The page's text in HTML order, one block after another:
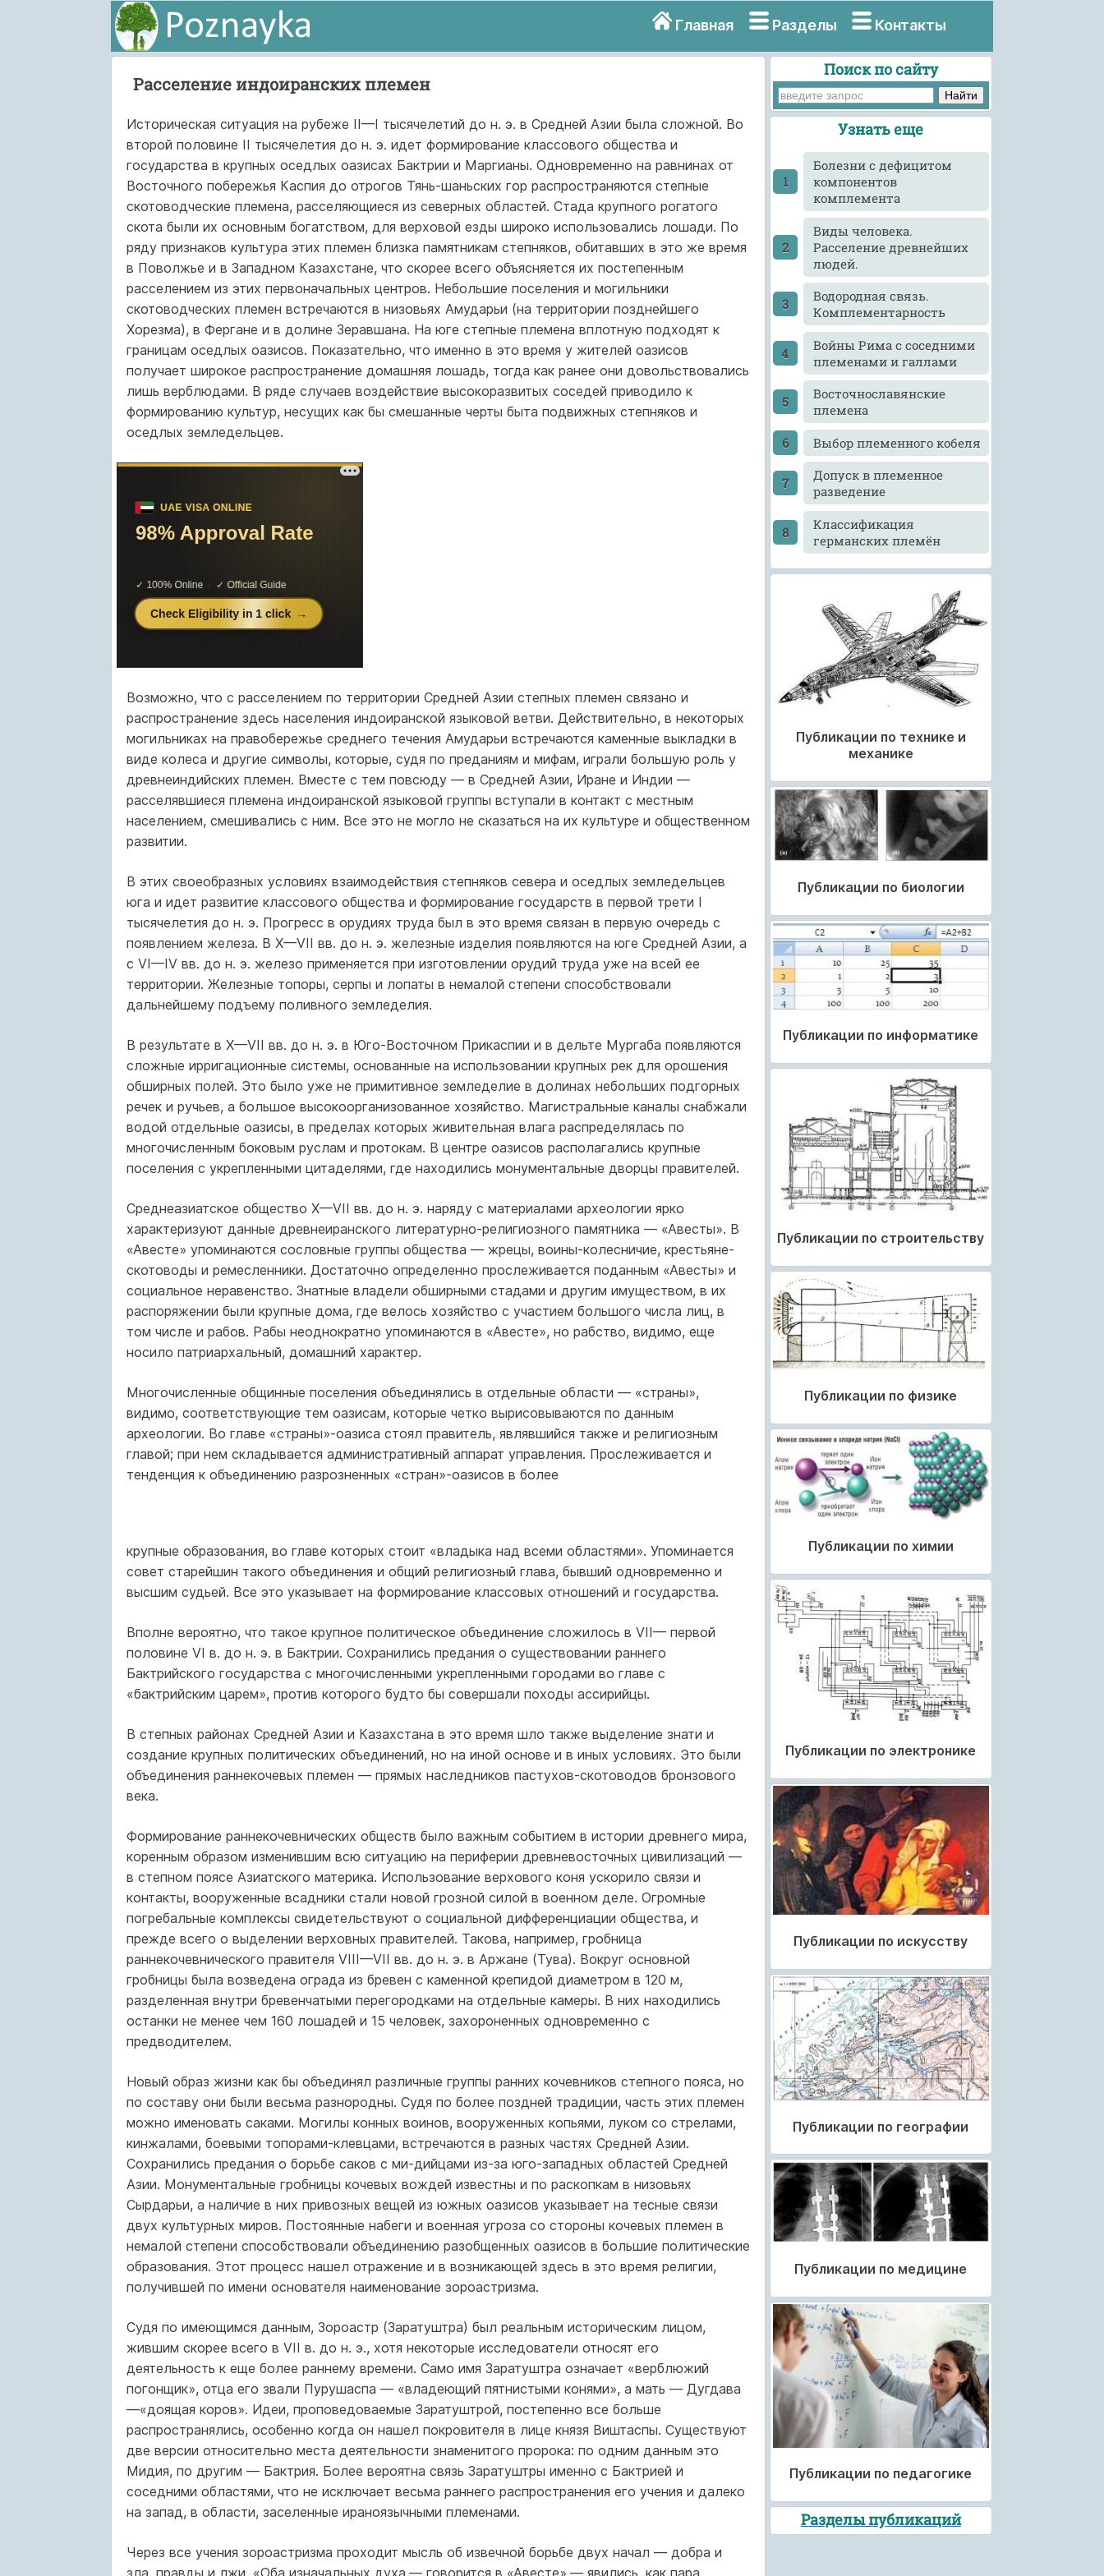
Главная Разделы Контакты
Расселение индоиранских племен
Историческая ситуация на рубеже II—I тысячелетий до н. э. в Средней Азии была сложной. Во
второй половине II тысячелетия до н. э. идет формирование классового общества и
государства в крупных оседлых оазисах Бактрии и Маргианы. Одновременно на равнинах от
Восточного побережья Каспия до отрогов Тянь-шаньских гор распространяются степные
скотоводческие племена, расселяющиеся из северных областей. Стада крупного рогатого
скота были их основным богатством, для верховой езды широко использовались лошади. По
ряду признаков культура этих племен близка памятникам степняков, обитавших в это же время
в Поволжье и в Западном Казахстане, что скорее всего объясняется их постепенным
расселением из этих первоначальных центров. Небольшие поселения и могильники
скотоводческих племен встречаются в низовьях Амударьи (на территории позднейшего
Хорезма), в Фергане и в долине Зеравшана. На юге степные племена вплотную подходят к
границам оседлых оазисов. Показательно, что именно в это время у жителей оазисов
получает широкое распространение домашняя лошадь, тогда как ранее они довольствовались
лишь верблюдами. В ряде случаев воздействие высокоразвитых соседей приводило к
формированию культур, несущих как бы смешанные черты быта подвижных степняков и
оседлых земледельцев.
Возможно, что с расселением по территории Средней Азии степных племен связано и
распространение здесь населения индоиранской языковой ветви. Действительно, в некоторых
могильниках на правобережье среднего течения Амударьи встречаются каменные выкладки в
виде колеса и другие символы, которые, судя по преданиям и мифам, играли большую роль у
древнеиндийских племен. Вместе с тем повсюду — в Средней Азии, Иране и Индии —
расселявшиеся племена индоиранской языковой группы вступали в контакт с местным
населением, смешивались с ним. Все это не могло не сказаться на их культуре и общественном
развитии.
В этих своеобразных условиях взаимодействия степняков севера и оседлых земледельцев
юга и идет развитие классового общества и формирование государств в первой трети I
тысячелетия до н. э. Прогресс в орудиях труда был в это время связан в первую очередь с
появлением железа. В X—VII вв. до н. э. железные изделия появляются на юге Средней Азии, а
с VI—IV вв. до н. э. железо применяется при изготовлении орудий труда уже на всей ее
территории. Железные топоры, серпы и лопаты в немалой степени способствовали
дальнейшему подъему поливного земледелия.
В результате в X—VII вв. до н. э. в Юго-Восточном Прикаспии и в дельте Мургаба появляются
сложные ирригационные системы, основанные на использовании крупных рек для орошения
обширных полей. Это было уже не примитивное земледелие в долинах небольших подгорных
речек и ручьев, а большое высокоорганизо­ванное хозяйство. Магистральные каналы снабжали
водой отдельные оазисы, в пределах которых живительная влага распределялась по
многочисленным боковым руслам и протокам. В центре оазисов располагались крупные
поселения с укрепленными цитаделями, где находились монументальные дворцы правителей.
Среднеазиатское общество X—VII вв. до н. э. наряду с материалами археологии ярко
характеризуют данные древнеиранского литературно-религиозного памятника — «Авесты». В
«Авесте» упоминаются сословные группы общества — жрецы, воины-колесничие, крестьяне-
скотоводы и ремесленники. Достаточно определенно прослеживается поданным «Авесты» и
социальное неравенство. Знатные владели обширными стадами и другим имуществом, в их
распоряжении были крупные дома, где велось хозяйство с участием большого числа лиц, в
том числе и рабов. Рабы неоднократно упоминаются в «Авесте», но рабство, видимо, еще
носило патриархальный, домашний характер.
Многочисленные общинные поселения объединялись в отдельные области — «страны»,
видимо, соответствующие тем оазисам, которые четко вырисовываются по данным
археологии. Во главе «страны»-оазиса стоял правитель, являвшийся также и религиозным
главой; при нем складывается административный аппарат управления. Прослеживается и
тенденция к объединению разрозненных «стран»-оазисов в более
крупные образования, во главе которых стоит «владыка над всеми областями». Упоминается
совет старейшин такого объединения и общий религиозный глава, бывший одновременно и
высшим судьей. Все это указывает на формирование классовых отношений и государства.
Вполне вероятно, что такое крупное политическое объединение сложилось в VII— первой
половине VI в. до н. э. в Бактрии. Сохранились предания о существовании раннего
Бактрийского государства с многочисленными укрепленными городами во главе с
«бактрийским царем», против которого будто бы совершали походы асси­рийцы.
В степных районах Средней Азии и Казахстана в это время шло также выделение знати и
создание крупных политических объединений, но на иной основе и в иных условиях. Это были
объединения раннекочевых племен — прямых наследников пастухов-скотоводов бронзового
века.
Формирование раннекочевнических обществ было важным событием в истории древнего мира,
коренным образом изменившим всю ситуацию на периферии древневосточных цивилизаций —
в степном поясе Азиатского материка. Использование верхового коня ускорило связи и
контакты, вооруженные всадники стали новой грозной силой в военном деле. Огромные
погребальные комплексы свидетельствуют о социальной дифференциации общества, и
прежде всего о выделении верховных правителей. Такова, например, гробница
раннекочевнического правителя VIII—VII вв. до н. э. в Аржане (Тува). Вокруг основной
гробницы была возведена ограда из бревен с каменной крепидой диаметром в 120 м,
разделенная внутри бревенчатыми перего­родками на отдельные камеры. В них находились
останки не менее чем 160 лошадей и 15 человек, захороненных одновременно с
предводителем.
Новый образ жизни как бы объединял различные группы ранних кочевников степного пояса, но
по составу они были весьма разнородны. Судя по более поздней традиции, часть этих племен
можно именовать саками. Могилы конных воинов, вооруженных копьями, луком со стрелами,
кинжалами, боевыми топорами-клевцами, встречаются в разных частях Средней Азии.
Сохранились предания о борьбе саков с ми-дийцами из-за юго-западных областей Средней
Азии. Монументальные гробницы кочевых вождей известны и по раскопкам в низовьях
Сырдарьи, а наличие в них привозных вещей из южных оазисов указывает на тесные связи
двух культурных миров. Постоянные набеги и военная угроза со стороны кочевых племен в
немалой степени способствовали объединению разобщенных оазисов в большие политические
образования. Этот процесс нашел отражение и в возникающей здесь в это время религии,
получившей по имени основателя наименование зороастризма.
Судя по имеющимся данным, Зороастр (Заратуштра) был реальным историческим лицом,
жившим скорее всего в VII в. до н. э., хотя некоторые исследователи относят его
деятельность к еще более раннему времени. Само имя Заратуштра означает «верблюжий
погонщик», отца его звали Пурушаспа — «владеющий пятнистыми конями», а мать — Дугдава
—«доящая коров». Идеи, проповедоваемые Заратуштрой, постепенно все больше
распространялись, особенно когда он нашел покровителя в лице князя Виштаспы. Существуют
две версии относительно места деятельности знаменитого пророка: по одним данным это
Мидия, по другим — Бактрия. Более вероятна связь Заратуштры именно с Бактрией и
соседними областями, что не исключает весьма раннего распространения его учения и далеко
на запад, в области, заселенные ираноязычными племенами.
Через все учения зороастризма проходит мысль об извечной борьбе двух начал — добра и
зла, правды и лжи. «Оба изначальных духа,— говорится в «Авесте»,— явились, как пара
Поиск по сайту
Узнать еще
Болезни с дефицитом
компонентов
комплемента
Виды человека.
Расселение древнейших
людей.
Водородная связь.
Комплементарность
Войны Рима с соседними
племенами и галлами
Восточнославянские
племена
Выбор племенного кобеля
Допуск в племенное
разведение
Классификация
германских племён
Публикации по технике и
механике
Публикации по биологии
Публикации по информатике
Публикации по строительству
Публикации по физике
Публикации по химии
Публикации по электронике
Публикации по искусству
Публикации по географии
Публикации по медицине
Публикации по педагогике
Разделы публикаций